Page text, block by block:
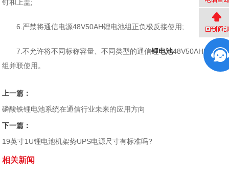
钉和上盖;
6.严禁将通信电源48V50AH锂电池组正负极反接使用;
7.不允许将不同标称容量、不同类型的通信锂电池48V50AH电池
组并联使用。
上一篇：
磷酸铁锂电池系统在通信行业未来的应用方向
下一篇：
19英寸1U锂电池机架势UPS电源尺寸有标准吗?
相关新闻